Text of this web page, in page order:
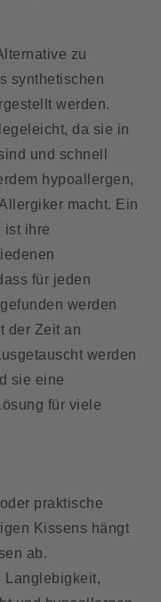
zu
synthetischen
werden.
da sie in
und schnell
hypoallergen,
macht. Ein
ist ihre
für jeden
werden
der Zeit an
werden
sie eine
für viele
praktische
Kissens hängt
ab.
Langlebigkeit,